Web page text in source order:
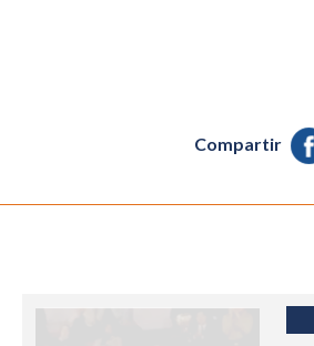
Compartir